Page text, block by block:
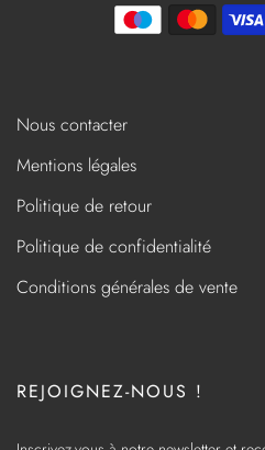
Nous contacter
Mentions légales
Politique de retour
Politique de confidentialité
Conditions générales de vente
REJOIGNEZ-NOUS !